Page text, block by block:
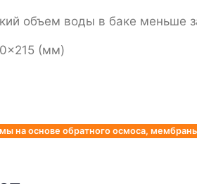
объем воды в баке меньше
(мм)
на основе обратного осмоса,